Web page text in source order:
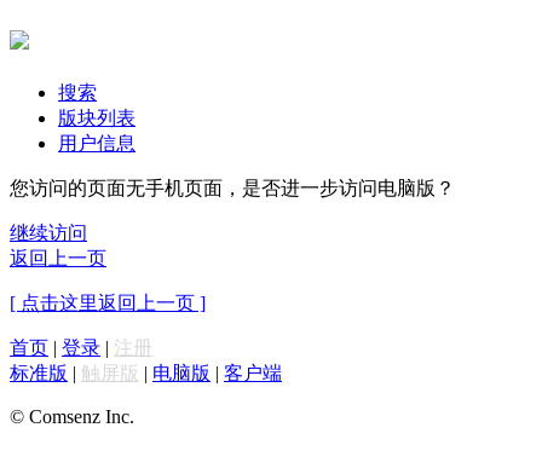
搜索
版块列表
用户信息
您访问的页面无手机页面，是否进一步访问电脑版？
继续访问
返回上一页
[ 点击这里返回上一页 ]
首页 | 登录 | 注册
标准版 | 触屏版 | 电脑版 | 客户端
© Comsenz Inc.